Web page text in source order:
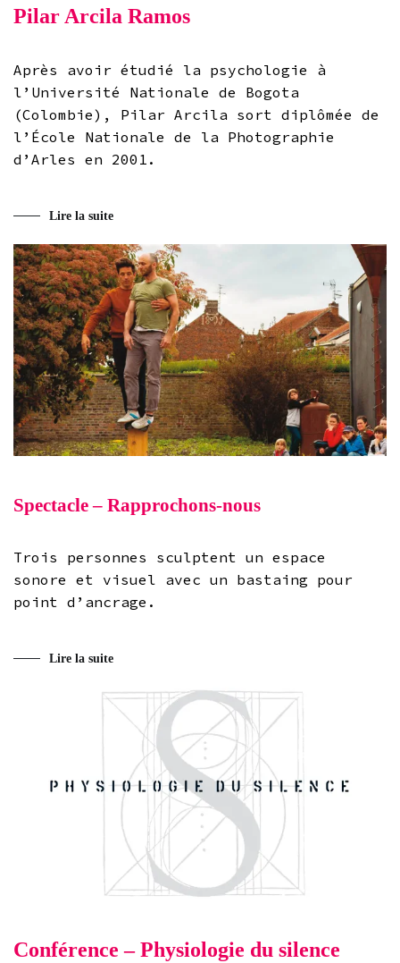
Pilar Arcila Ramos
Après avoir étudié la psychologie à
l’Université Nationale de Bogota
(Colombie), Pilar Arcila sort diplômée de
l’École Nationale de la Photographie
d’Arles en 2001.
Lire la suite
Spectacle – Rapprochons-nous
Trois personnes sculptent un espace
sonore et visuel avec un bastaing pour
point d’ancrage.
Lire la suite
Conférence – Physiologie du silence